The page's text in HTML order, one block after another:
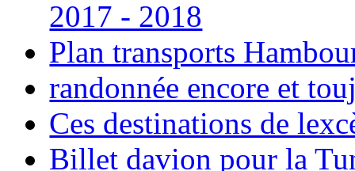
2017 - 2018
Plan transports
randonnée encore et
Ces destinations de
Billet davion pour la